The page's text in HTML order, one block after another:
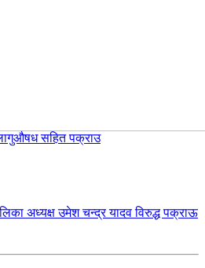
सहित पक्राउ
अध्यक्ष उमेश चन्द्र यादव विरुद्ध पक्राऊ